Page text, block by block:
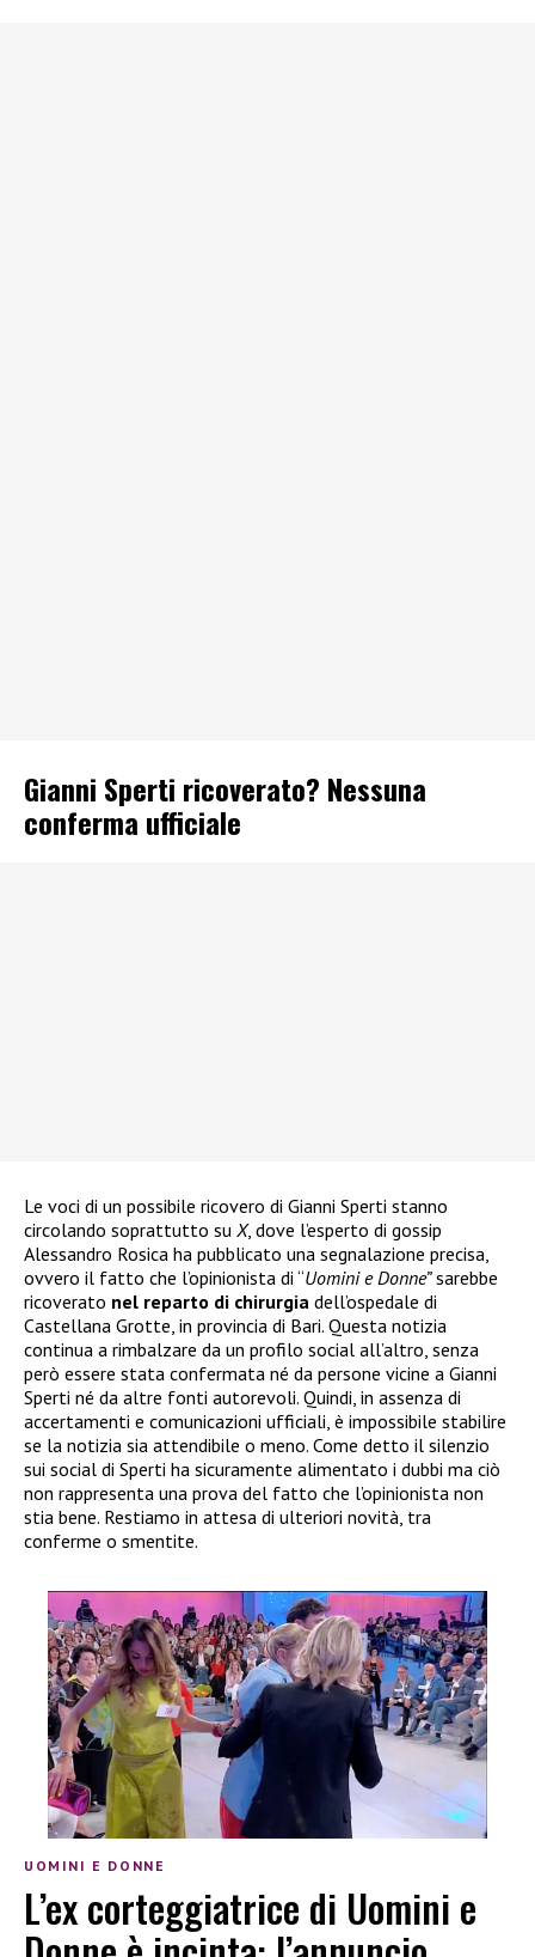
Gianni Sperti ricoverato? Nessuna
conferma ufficiale
Le voci di un possibile ricovero di Gianni Sperti stanno
circolando soprattutto su X, dove l’esperto di gossip
Alessandro Rosica ha pubblicato una segnalazione precisa,
ovvero il fatto che l’opinionista di “Uomini e Donne”sarebbe
ricoverato nel reparto di chirurgia dell’ospedale di
Castellana Grotte, in provincia di Bari. Questa notizia
continua a rimbalzare da un profilo social all’altro, senza
però essere stata confermata né da persone vicine a Gianni
Sperti né da altre fonti autorevoli. Quindi, in assenza di
accertamenti e comunicazioni ufficiali, è impossibile stabilire
se la notizia sia attendibile o meno. Come detto il silenzio
sui social di Sperti ha sicuramente alimentato i dubbi ma ciò
non rappresenta una prova del fatto che l’opinionista non
stia bene. Restiamo in attesa di ulteriori novità, tra
conferme o smentite.
UOMINI E DONNE
L’ex corteggiatrice di Uomini e